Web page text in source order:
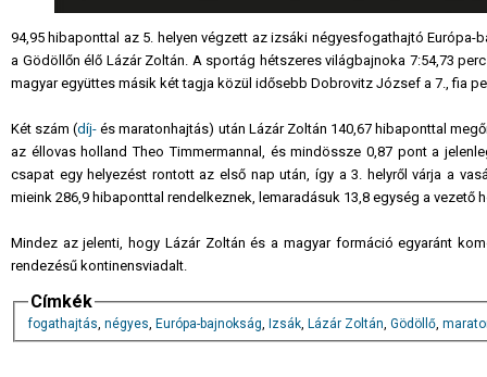
94,95 hibaponttal az 5. helyen végzett az izsáki négyesfogathajtó
a Gödöllőn élő Lázár Zoltán. A sportág hétszeres világbajnoka 7:54,73
magyar együttes másik két tagja közül idősebb Dobrovitz József a 7., fia
Két szám (díj- és maratonhajtás) után Lázár Zoltán 140,67 hibaponttal
az éllovas holland Theo Timmermannal, és mindössze 0,87 pont a
csapat egy helyezést rontott az első nap után, így a 3. helyről várja a
mieink 286,9 hibaponttal rendelkeznek, lemaradásuk 13,8 egység a
Mindez az jelenti, hogy Lázár Zoltán és a magyar formáció egyaránt
rendezésű kontinensviadalt.
Címkék
fogathajtás, négyes, Európa-bajnokság, Izsák, Lázár Zoltán, Gödöllő,